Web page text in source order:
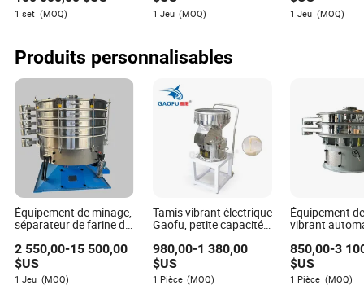
1 set (MOQ)
de maïs
1 Jeu (MOQ)
mobile,
coût de la
1 Jeu (MOQ)
Produits personnalisables
Équipement de minage,
séparateur de farine de
vibrant, machine de
tamisage vibrant pour
aliments, particules,
machine de tamisage
2 550,00-15 500,00
$US
1 Jeu (MOQ)
Tamis vibrant électrique
Gaofu, petite capacité,
ronde
980,00-1 380,00
$US
1 Pièce (MOQ)
Équipement
vibrant
pour le sable
le métal en
machine à
vibrant
850,00-3
$US
1 Pièce (MOQ)